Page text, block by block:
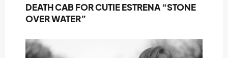
DEATH CAB FOR CUTIE ESTRENA “STONE
OVER WATER”